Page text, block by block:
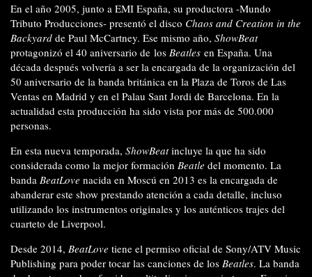
En el año 2005, junto a EMI España, su productora -Mundo
Tributo Producciones- presentó el disco Chaos and Creation in the
Backyard de Paul McCartney. Ese mismo año, ShowBeat
protagonizó el 40 aniversario de los Beatles en España. Una
década después volvería a ser la encargada de la organización del
50 aniversario de la banda británica en la Plaza de Toros de Las
Ventas en Madrid y en el Palau Sant Jordi de Barcelona. En la
actualidad esta producción ha sido vista por más de 500.000
personas.
En esta nueva temporada, ShowBeatincluye la que ha sido
considerada como la mejor formación Beatle del momento. La
banda BeatLove nacida en Moscú en 2013 es la encargada de
abanderar este show prestando atención a cada detalle, incluso
utilizando los instrumentos originales y los auténticos trajes del
cuarteto de Liverpool.
Desde 2014, BeatLove tiene el permiso oficial de Sony/ATV Music
Publishing para poder tocar las canciones de los Beatles. La banda